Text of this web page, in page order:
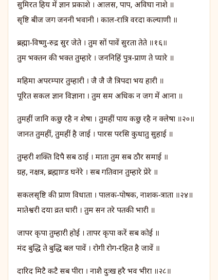
सुमिरत हिय में ज्ञान प्रकाशे । आलस, पाप, अविघा नाशे ॥
सृष्टि बीज जग जननी भवानी । काल‑रात्रि वरदा कल्याणी ॥
ब्रह्मा‑विष्णु‑रुद्र सुर जेते । तुम सों पावें सुरता तेते ॥१६॥
तुम भक्तन की भक्त तुम्हारे । जननिहिं पुत्र‑प्राण ते प्यारे ॥
महिमा अपरम्पार तुम्हारी । जै जै जै त्रिपदा भय हारी ॥
पूरित सकल ज्ञान विज्ञाना । तुम सम अधिक न जग में आना ॥
तुमहीं जानि कछु रहै न शेषा । तुमहीं पाय कछु रहै न क्लेषा ॥२०॥
जानत तुमहीं, तुमहीं है जाई । पारस परसि कुधातु सुहाई ॥
तुम्हरी शक्ति दिपै सब ठाई । माता तुम सब ठौर समाई ॥
ग्रह, नक्षत्र, ब्रह्माण्ड घनेरे । सब गतिवान तुम्हारे प्रेरे ॥
सकलसृष्टि की प्राण विधाता । पालक‑पोषक, नाशक‑त्राता ॥२४॥
मातेश्वरी दया व्रत धारी । तुम सन तरे पतकी भारी ॥
जापर कृपा तुम्हारी होई । तापर कृपा करें सब कोई ॥
मंद बुद्धि ते बुद्धि बल पावें । रोगी रोग‑रहित है जावें ॥
दारिद मिटै कटै सब पीरा । नाशै दुःख हरै भव भीरा ॥२८॥